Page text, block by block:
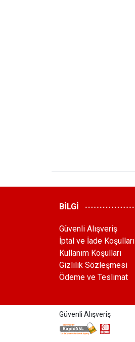
BİLGİ
Güvenli Alışveriş
İptal ve İade Koşulları
Kullanım Koşulları
Gizlilik Sözleşmesi
Ödeme ve Teslimat
Güvenli Alışveriş